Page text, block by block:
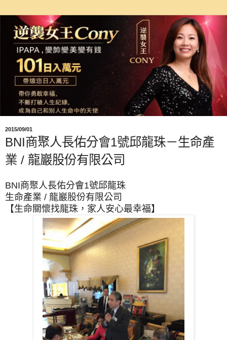
2015/09/01
BNI商聚人長佑分會1號邱龍珠－生命產
業 / 龍巖股份有限公司
BNI商聚人長佑分會1號邱龍珠
生命產業 / 龍巖股份有限公司
【生命關懷找龍珠，家人安心最幸福】